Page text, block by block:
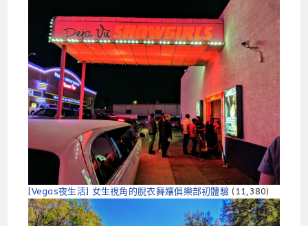
[Vegas夜生活] 女生視角的脫衣舞孃俱樂部初體驗 (11,380)